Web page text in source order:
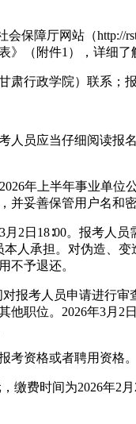
障厅网站（http://
（附件1），详细了
行政学院）联系；
员应当仔细阅读
年上半年事业单
并妥善保管用户名和密
2日18∶00。报考人
人承担。对伪造、
不予退还。
报考人员申请进行
职位。2026年3月2
考资格或者聘用资格。
费时间为2026年2